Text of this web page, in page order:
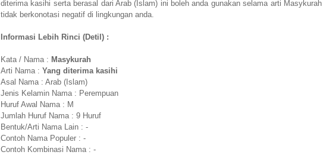
diterima kasihi serta berasal dari Arab (Islam) ini boleh anda gunakan selama arti Masykurah
tidak berkonotasi negatif di lingkungan anda.
Informasi Lebih Rinci (Detil) :
Kata / Nama : Masykurah
Arti Nama : Yang diterima kasihi
Asal Nama : Arab (Islam)
Jenis Kelamin Nama : Perempuan
Huruf Awal Nama : M
Jumlah Huruf Nama : 9 Huruf
Bentuk/Arti Nama Lain : -
Contoh Nama Populer : -
Contoh Kombinasi Nama : -